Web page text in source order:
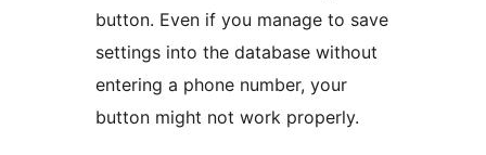
button. Even if you manage to save
settings into the database without
entering a phone number, your
button might not work properly.